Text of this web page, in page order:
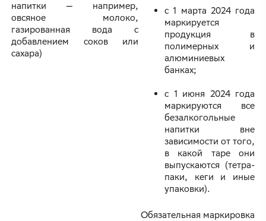
напитки — например,
овсяное молоко,
газированная вода с
добавлением соков или
сахара)
с 1 марта 2024 года
маркируется
продукция в
полимерных и
алюминиевых
банках;
с 1 июня 2024 года
маркируются все
безалкогольные
напитки вне
зависимости от того,
в какой таре они
выпускаются (тетра-
паки, кеги и иные
упаковки).
Обязательная маркировка